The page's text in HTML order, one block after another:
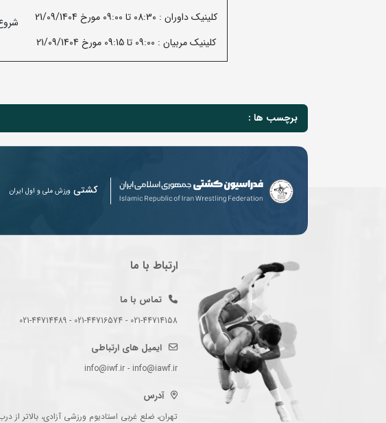
کلینیک داوران : 08:30 تا 09:00 مورخ 21/09/1404
کلینیک مربیان : 09:00 تا 09:15 مورخ 21/09/1404
برچسب ها :
کشتی ورزش ملی و اول ایران
ارتباط با ما
تماس با ما
021-44714158 - 021-44716574 - 021-44714489
ایمیل های ارتباطی
info@iwf.ir - info@iawf.ir
آدرس
تهران، ضلع غربی استادیوم ورزشی آزادی، بالاتر از